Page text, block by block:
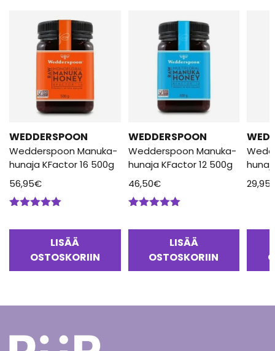
WEDDERSPOON
Wedderspoon Manuka-
hunaja KFactor 16 500g
56,95€
LISÄÄ
OSTOSKORIIN
WEDDERSPOON
Wedderspoon Manuka-
hunaja KFactor 12 500g
46,50€
LISÄÄ
OSTOSKORIIN
29,95